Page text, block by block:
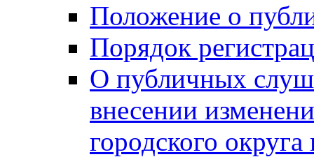
Положение о
Порядок
О публичных
внесении
городского